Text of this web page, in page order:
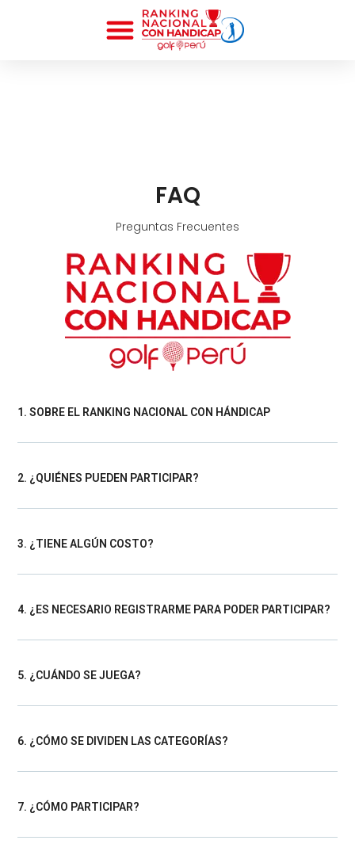
FAQ
Preguntas Frecuentes
1. SOBRE EL RANKING NACIONAL CON HÁNDICAP
2. ¿QUIÉNES PUEDEN PARTICIPAR?
3. ¿TIENE ALGÚN COSTO?
4. ¿ES NECESARIO REGISTRARME PARA PODER PARTICIPAR?
5. ¿CUÁNDO SE JUEGA?
6. ¿CÓMO SE DIVIDEN LAS CATEGORÍAS?
7. ¿CÓMO PARTICIPAR?